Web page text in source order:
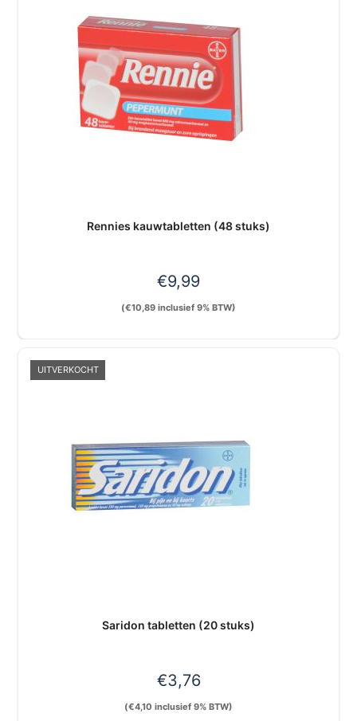
Rennies kauwtabletten (48 stuks)
€9,99
(€10,89 inclusief 9% BTW)
UITVERKOCHT
Saridon tabletten (20 stuks)
€3,76
(€4,10 inclusief 9% BTW)